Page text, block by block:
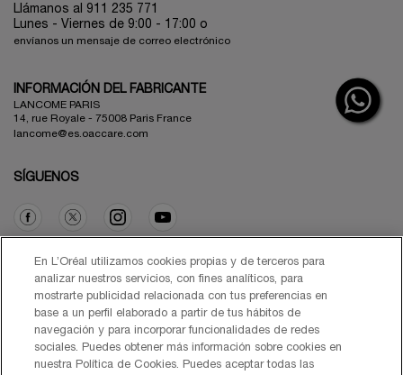
Llámanos al 911 235 771
Lunes - Viernes de 9:00 - 17:00 o
envíanos un mensaje de correo electrónico
INFORMACIÓN DEL FABRICANTE
LANCOME PARIS
14, rue Royale - 75008 Paris France
lancome@es.oaccare.com
SÍGUENOS
Opción de compra
€ - ES (ES)
En L’Oréal utilizamos cookies propias y de terceros para
analizar nuestros servicios, con fines analíticos, para
mostrarte publicidad relacionada con tus preferencias en
base a un perfil elaborado a partir de tus hábitos de
navegación y para incorporar funcionalidades de redes
sociales. Puedes obtener más información sobre cookies en
nuestra Política de Cookies. Puedes aceptar todas las